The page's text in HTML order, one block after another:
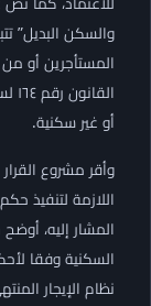
والسكن البديل”
المستأجرين أو من
أو غير سكنية.
وأقر مشروع
المشار إليه،
السكنية وفقا
نظام الإيجار